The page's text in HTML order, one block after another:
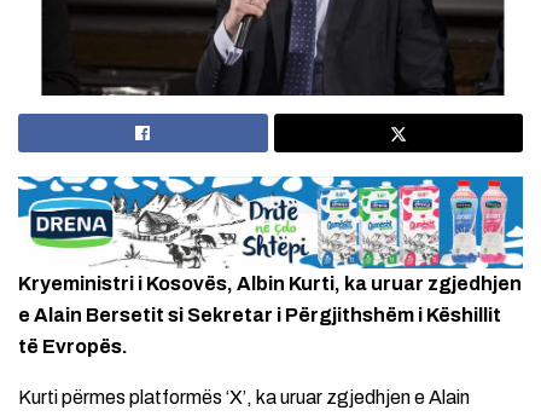
Kryeministri i Kosovës, Albin Kurti, ka uruar zgjedhjen
e Alain Bersetit si Sekretar i Përgjithshëm i Këshillit
të Evropës.
Kurti përmes platformës ‘X’, ka uruar zgjedhjen e Alain